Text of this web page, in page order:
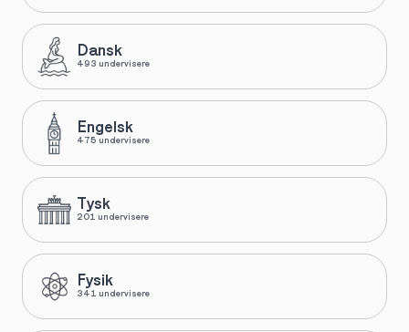
Dansk
493 undervisere
Engelsk
475 undervisere
Tysk
201 undervisere
Fysik
341 undervisere